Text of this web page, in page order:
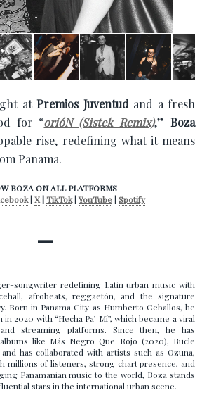
atPremios Juventud and a fresh
for “orióN (Sistek Remix),”Boza
rise, redefining what it means
Panama.
BOZA ON ALL PLATFORMS
|X |TikTok |YouTube |Spotify
—
songwriter redefining Latin urban music with
afrobeats, reggaetón, and the signature
Born in Panama City as Humberto Ceballos, he
2020 with “Hecha Pa’ Mí”, which became a viral
streaming platforms. Since then, he has
like Más Negro Que Rojo (2020), Bucle
has collaborated with artists such as Ozuna,
millions of listeners, strong chart presence, and
Panamanian music to the world, Boza stands
stars in the international urban scene.